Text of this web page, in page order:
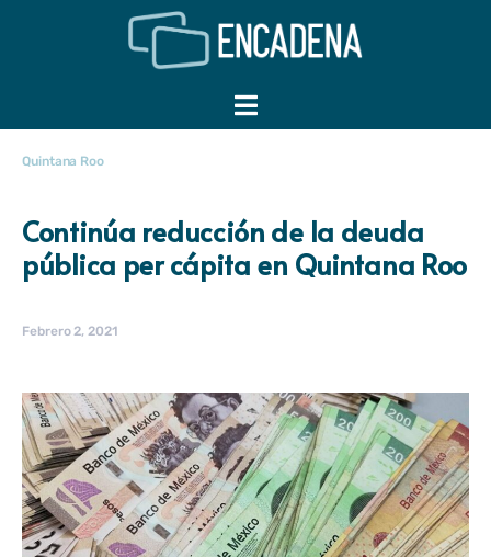
Quintana Roo
Continúa reducción de la deuda
pública per cápita en Quintana Roo
Febrero 2, 2021